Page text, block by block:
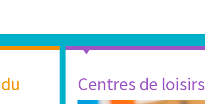
Centres de loisirs